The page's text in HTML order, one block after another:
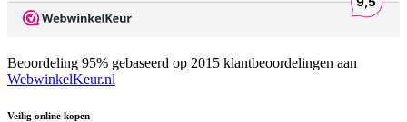
Beoordeling 95% gebaseerd op 2015 klantbeoordelingen aan
WebwinkelKeur.nl
Veilig online kopen